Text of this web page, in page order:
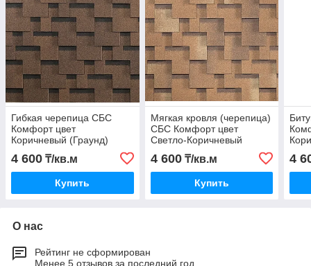
Гибкая черепица СБС
Комфорт цвет
Коричневый (Граунд)
4 600 ₸/кв.м
Купить
Мягкая кровля (черепица)
СБС Комфорт цвет
Светло-Коричневый
(Песок) Гарантия 30 лет
4 600₸/кв.м
Купить
4
О нас
Рейтинг не сформирован
Менее 5 отзывов за последний год